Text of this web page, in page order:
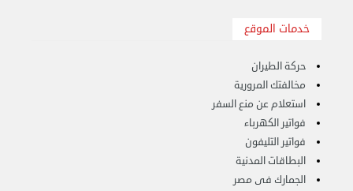
خدمات الموقع
حركة الطيران
مخالفتك المرورية
استعلام عن منع السفر
فواتير الكهرباء
فواتير التليفون
البطاقات المدنية
الجمارك فى مصر